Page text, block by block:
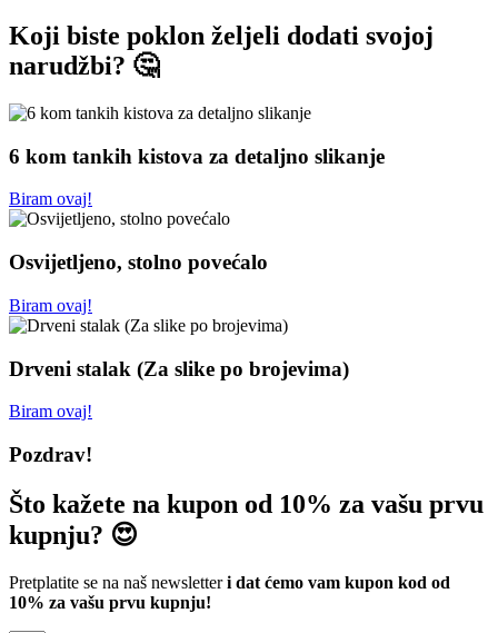
Koji biste poklon željeli dodati svojoj
narudžbi? 🤔
6 kom tankih kistova za detaljno slikanje
Biram ovaj!
Osvijetljeno, stolno povećalo
Biram ovaj!
Drveni stalak (Za slike po brojevima)
Biram ovaj!
Pozdrav!
Što kažete na kupon od 10% za vašu prvu
kupnju? 😍
Pretplatite se na naš newsletteri dat ćemo vam kupon kod od
10% za vašu prvu kupnju!